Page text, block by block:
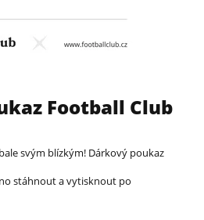
Football Club
svým blízkým! Dárkový poukaz
stáhnout a vytisknout po